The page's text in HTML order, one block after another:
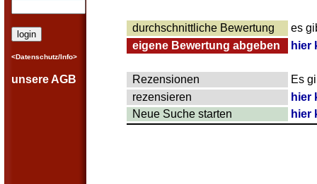
<Datenschutz/Info>
unsere AGB
durchschnittliche Bewertung
es
eigene Bewertung abgeben
hier
Rezensionen
Es
rezensieren
hier
Neue Suche starten
hier